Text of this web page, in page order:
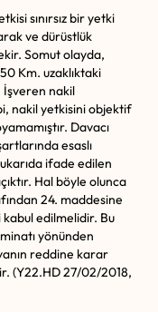
sınırsız bir yetki
ve dürüstlük
Somut olayda,
Km. uzaklıktaki
İşveren nakil
nakil yetkisini objektif
Davacı
esaslı
ifade edilen
Hal böyle olunca
24. maddesine
edilmelidir. Bu
yönünden
reddine karar
(Y22.HD 27/02/2018,